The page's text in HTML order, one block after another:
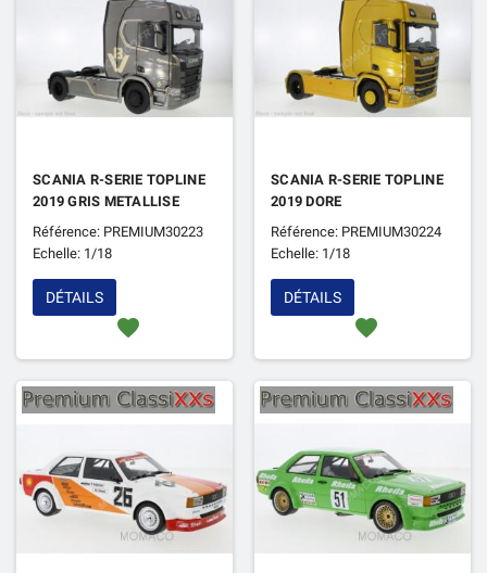
SCANIA R-SERIE TOPLINE
2019 GRIS METALLISE
Référence: PREMIUM30223
Echelle: 1/18
favorite
DÉTAILS
SCANIA R-SERIE TOPLINE
2019 DORE
Référence: PREMIUM30224
Echelle: 1/18
favorite
DÉTAILS